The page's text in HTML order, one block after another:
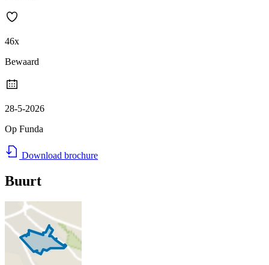
46x
Bewaard
28-5-2026
Op Funda
Download brochure
Buurt